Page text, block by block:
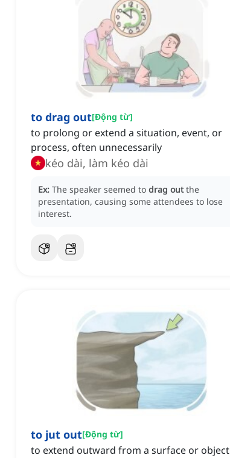
to drag out[Động từ]
to prolong or extend a situation, event, or
process, often unnecessarily
kéo dài, làm kéo dài
Ex: The speaker seemed to drag out the
presentation, causing some attendees to lose
interest.
to jut out[Động từ]
to extend outward from a surface or object